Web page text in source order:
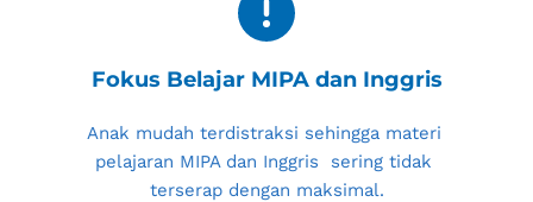
Fokus Belajar MIPA dan Inggris
Anak mudah terdistraksi sehingga materi
pelajaran MIPA dan Inggris  sering tidak
terserap dengan maksimal.